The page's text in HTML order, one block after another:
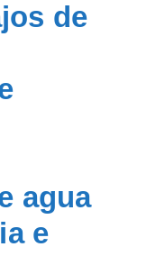
de
agua
e